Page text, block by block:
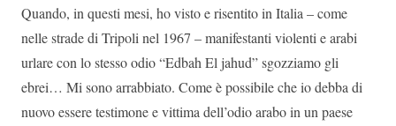
Quando, in questi mesi, ho visto e risentito in Italia – come
nelle strade di Tripoli nel 1967 – manifestanti violenti e arabi
urlare con lo stesso odio “Edbah El jahud” sgozziamo gli
ebrei… Mi sono arrabbiato. Come è possibile che io debba di
nuovo essere testimone e vittima dell’odio arabo in un paese